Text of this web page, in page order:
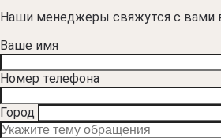
Наши менеджеры свяжутся с вами
Ваше имя
Номер телефона
Город